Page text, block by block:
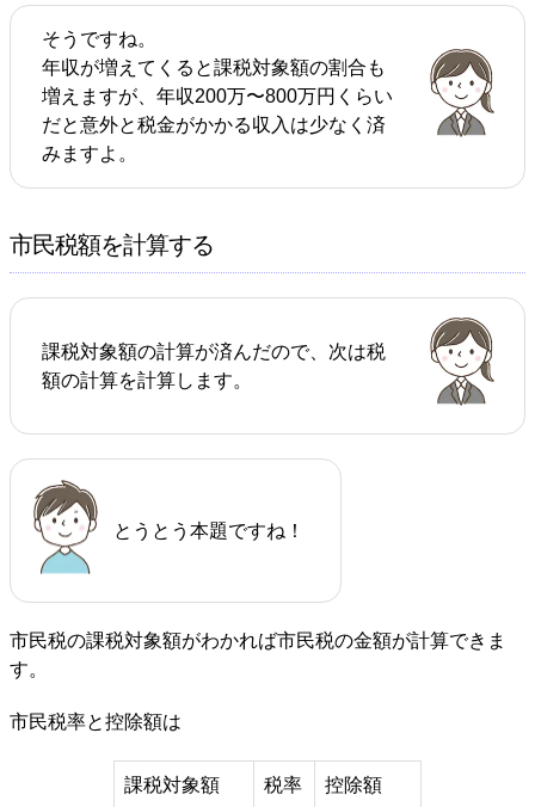
そうですね。
年収が増えてくると課税対象額の割合も
増えますが、年収200万〜800万円くらい
だと意外と税金がかかる収入は少なく済
みますよ。
市民税額を計算する
課税対象額の計算が済んだので、次は税
額の計算を計算します。
とうとう本題ですね！
市民税の課税対象額がわかれば市民税の金額が計算できま
す。
市民税率と控除額は
課税対象額 税率 控除額